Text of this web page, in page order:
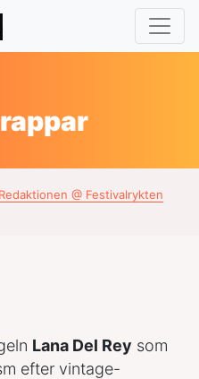
Redaktionen @ Festivalrykten
Lana Del Rey som
efter vintage-